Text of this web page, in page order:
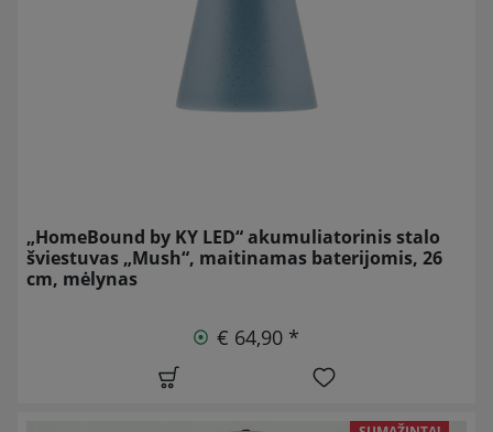
„HomeBound by KY LED“ akumuliatorinis stalo
šviestuvas „Mush“, maitinamas baterijomis, 26
cm, mėlynas
€ 64,90 *